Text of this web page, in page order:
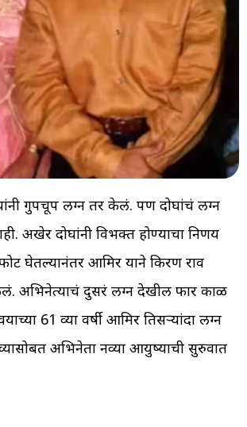
गुपचूप लग्न तर केलं. पण दोघांचं लग्न
अखेर दोघांनी विभक्त होण्याचा निर्णय
घेतल्यानंतर आमिर याने किरण राव
अभिनेत्याचं दुसरं लग्न देखील फार काळ
61 व्या वर्षी आमिर तिसऱ्यांदा लग्न
अभिनेता नव्या आयुष्याची सुरुवात